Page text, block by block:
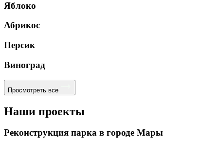
Яблоко
Абрикос
Персик
Виноград
Просмотреть все
Наши проекты
Реконструкция парка в городе Мары